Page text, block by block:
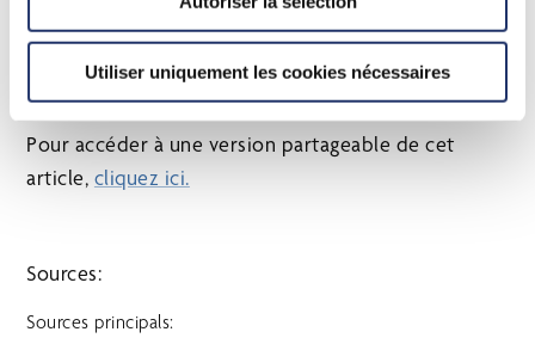
Utiliser uniquement les cookies nécessaires
créera-t-il des exceptions complexes pour les
personnes et les entités américaines?
Pour accéder à une version partageable de cet
article, cliquez ici.
Sources:
Sources principals: